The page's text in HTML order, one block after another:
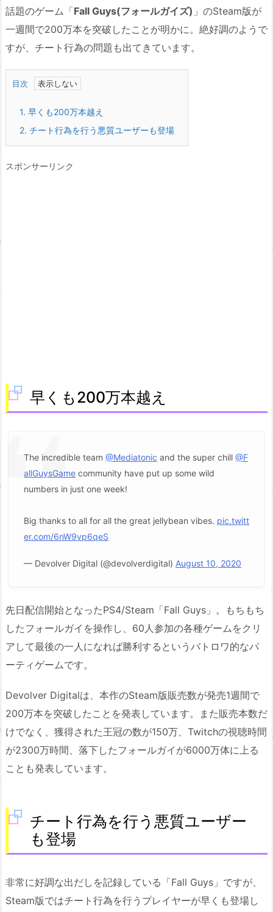
話題のゲーム「Fall Guys(フォールガイズ) 」のSteam版が
一週間で200万本を突破したことが明かに。絶好調のようで
すが、チート行為の問題も出てきています。
目次
1. 早くも200万本越え
2. チート行為を行う悪質ユーザーも登場
スポンサーリンク
早くも200万本越え
The incredible team @Mediatonic and the super chill @F
allGuysGame community have put up some wild
numbers in just one week!
Big thanks to all for all the great jellybean vibes. pic.twitt
er.com/6nW9vp6qeS
— Devolver Digital (@devolverdigital) August 10, 2020
先日配信開始となったPS4/Steam「Fall Guys」。もちもち
したフォールガイを操作し、60人参加の各種ゲームをクリ
アして最後の一人になれば勝利するというバトロワ的なパ
ーティゲームです。
Devolver Digitalは、本作のSteam版販売数が発売1週間で
200万本を突破したことを発表しています。また販売本数だ
けでなく、獲得された王冠の数が150万、Twitchの視聴時間
が2300万時間、落下したフォールガイが6000万体に上る
ことも発表しています。
チート行為を行う悪質ユーザー
も登場
非常に好調な出だしを記録している「Fall Guys」ですが、
Steam版ではチート行為を行うプレイヤーが早くも登場し